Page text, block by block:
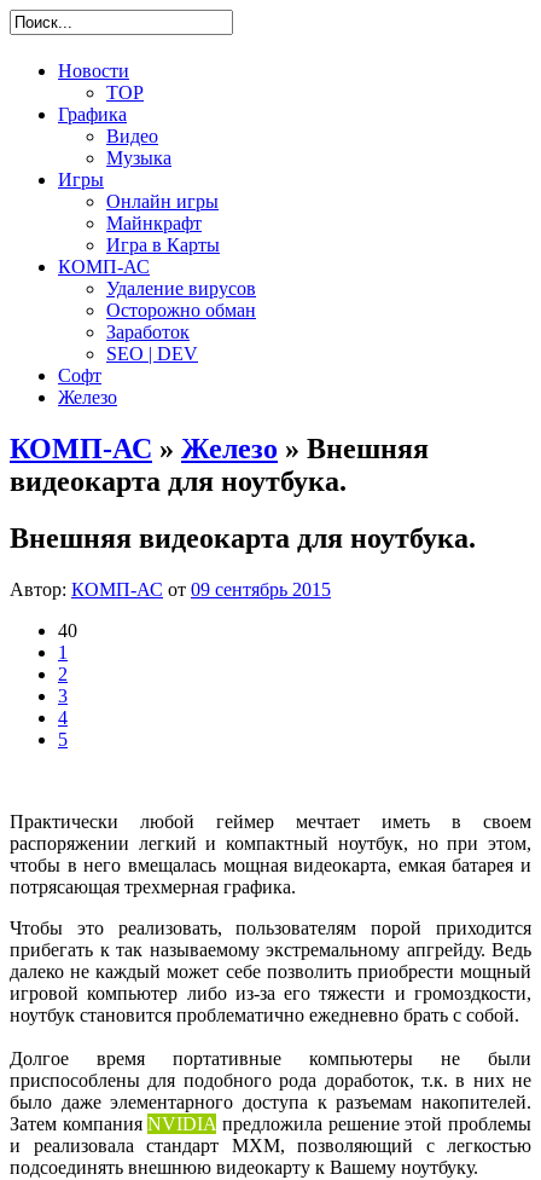
Новости
TOP
Графика
Видео
Музыка
Игры
Онлайн игры
Майнкрафт
Игра в Карты
КОМП-АС
Удаление вирусов
Осторожно обман
Заработок
SEO | DEV
Софт
Железо
КОМП-АС » Железо » Внешняя
видеокарта для ноутбука.
Внешняя видеокарта для ноутбука.
Автор: КОМП-АС от 09 сентябрь 2015
40
1
2
3
4
5
Практически любой геймер мечтает иметь в своем
распоряжении легкий и компактный ноутбук, но при этом,
чтобы в него вмещалась мощная видеокарта, емкая батарея и
потрясающая трехмерная графика.
Чтобы это реализовать, пользователям порой приходится
прибегать к так называемому экстремальному апгрейду. Ведь
далеко не каждый может себе позволить приобрести мощный
игровой компьютер либо из-за его тяжести и громоздкости,
ноутбук становится проблематично ежедневно брать с собой.
Долгое время портативные компьютеры не были
приспособлены для подобного рода доработок, т.к. в них не
было даже элементарного доступа к разъемам накопителей.
Затем компанияNVIDIA предложила решение этой проблемы
и реализовала стандарт MXM, позволяющий с легкостью
подсоединять внешнюю видеокарту к Вашему ноутбуку.